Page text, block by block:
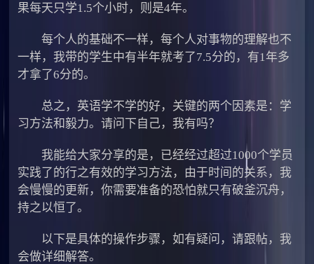
果每天只学1.5个小时，则是4年。
每个人的基础不一样，每个人对事物的理解也不
一样，我带的学生中有半年就考了7.5分的，有1年多
才拿了6分的。
总之，英语学不学的好，关键的两个因素是：学
习方法和毅力。请问下自己，我有吗？
我能给大家分享的是，已经经过超过1000个学员
实践了的行之有效的学习方法，由于时间的关系，我
会慢慢的更新，你需要准备的恐怕就只有破釜沉舟，
持之以恒了。
以下是具体的操作步骤，如有疑问，请跟帖，我
会做详细解答。